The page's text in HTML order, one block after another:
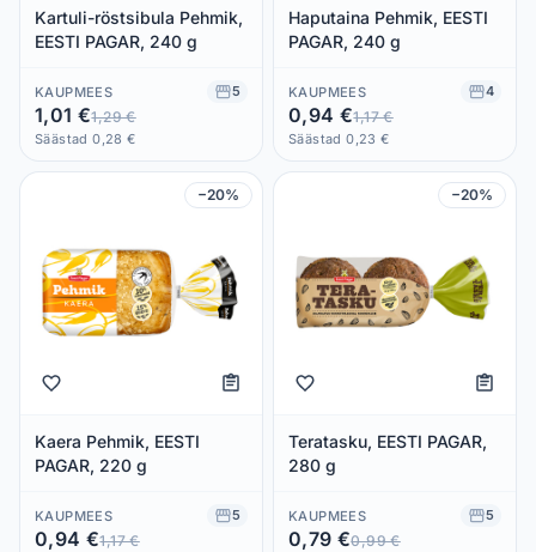
Kartuli-röstsibula Pehmik,
EESTI PAGAR, 240 g
KAUPMEES 5
1,01 €1,29 €
Säästad 0,28 €
Haputaina Pehmik, EESTI
PAGAR, 240 g
KAUPMEES 4
0,94 €1,17 €
Säästad 0,23 €
−20%
Kaera Pehmik, EESTI
PAGAR, 220 g
KAUPMEES 5
0,94 €1,17 €
−20%
Teratasku, EESTI PAGAR,
280 g
KAUPMEES 5
0,79 €0,99 €